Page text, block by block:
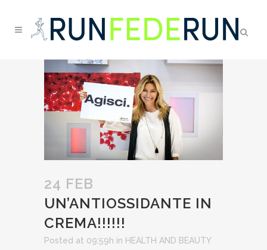
24 FEB
UN’ANTIOSSIDANTE IN
CREMA!!!!!!
Posted at 09:59h in HEALTH AND BEAUTY